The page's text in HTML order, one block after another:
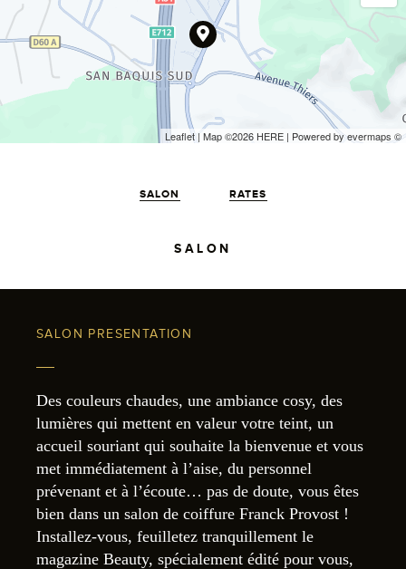
Leaflet| Map ©2026 HERE | Powered byevermaps ©
SALON RATES
SALON
SALON PRESENTATION
Des couleurs chaudes, une ambiance cosy, des
lumières qui mettent en valeur votre teint, un
accueil souriant qui souhaite la bienvenue et vous
met immédiatement à l’aise, du personnel
prévenant et à l’écoute… pas de doute, vous êtes
bien dans un salon de coiffure Franck Provost !
Installez-vous, feuilletez tranquillement le
magazine Beauty, spécialement édité pour vous,